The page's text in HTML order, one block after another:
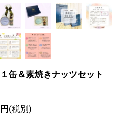
缶＆素焼きナッツセット
円 (税別)